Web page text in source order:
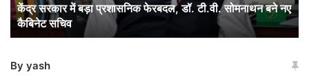
सोमनाथन
बने
नए
सचिव
केंद्र सरकार में बड़ा प्रशासनिक फेरबदल, डॉ. टी.वी. सोमनाथन बने नए
कैबिनेट सचिव
By yash